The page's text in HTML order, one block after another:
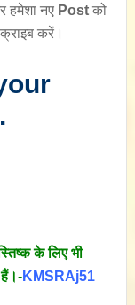
हमेशा नए Post को
करें।
के लिए भी
हैं।-KMSRAj51